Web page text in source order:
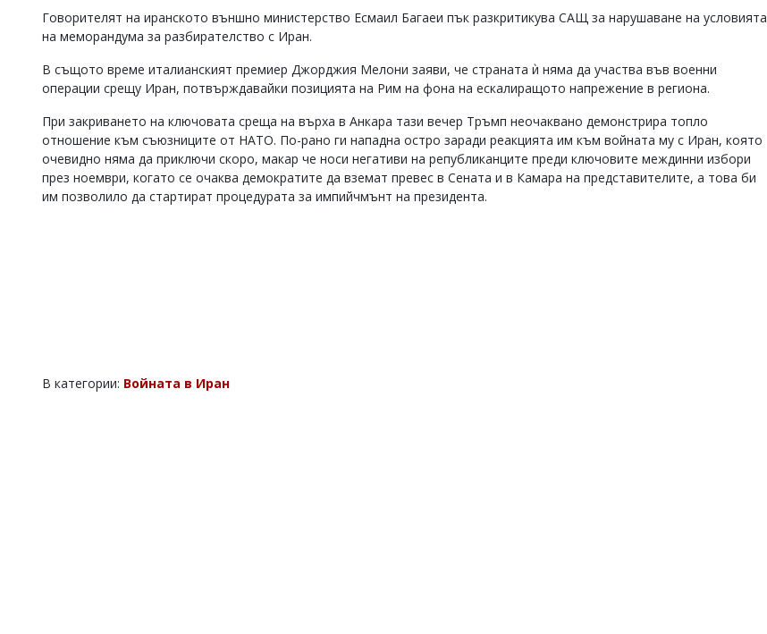
Говорителят на иранското външно министерство Есмаил Багаеи пък разкритикува САЩ за нарушаване на условията
на меморандума за разбирателство с Иран.
В същото време италианският премиер Джорджия Мелони заяви, че страната ѝ няма да участва във военни
операции срещу Иран, потвърждавайки позицията на Рим на фона на ескалиращото напрежение в региона.
При закриването на ключовата среща на върха в Анкара тази вечер Тръмп неочаквано демонстрира топло
отношение към съюзниците от НАТО. По-рано ги нападна остро заради реакцията им към войната му с Иран, която
очевидно няма да приключи скоро, макар че носи негативи на републиканците преди ключовите междинни избори
през ноември, когато се очаква демократите да вземат превес в Сената и в Камара на представителите, а това би
им позволило да стартират процедурата за импийчмънт на президента.
В категории: Войната в Иран